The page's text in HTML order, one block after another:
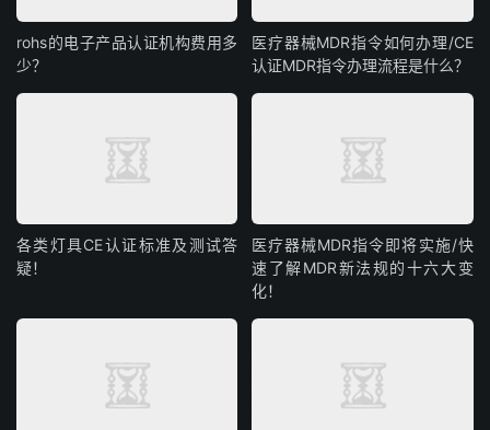
rohs的电子产品认证机构费用多
少？
医疗器械MDR指令如何办理/CE
认证MDR指令办理流程是什么？
各类灯具CE认证标准及测试答
疑！
医疗器械MDR指令即将实施/快
速了解MDR新法规的十六大变
化！